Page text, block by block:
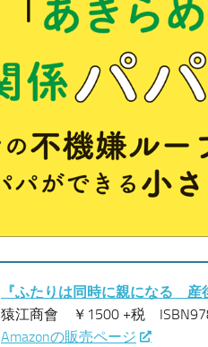
『ふたりは同時に親になる 産
猿江商會 ￥1500 +税
Amazonの販売ページ